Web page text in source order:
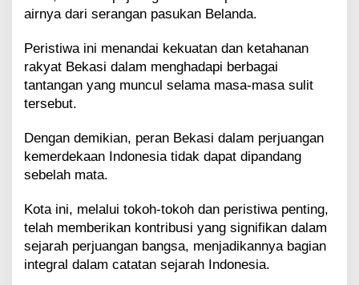
airnya dari serangan pasukan Belanda.
Peristiwa ini menandai kekuatan dan ketahanan
rakyat Bekasi dalam menghadapi berbagai
tantangan yang muncul selama masa-masa sulit
tersebut.
Dengan demikian, peran Bekasi dalam perjuangan
kemerdekaan Indonesia tidak dapat dipandang
sebelah mata.
Kota ini, melalui tokoh-tokoh dan peristiwa penting,
telah memberikan kontribusi yang signifikan dalam
sejarah perjuangan bangsa, menjadikannya bagian
integral dalam catatan sejarah Indonesia.